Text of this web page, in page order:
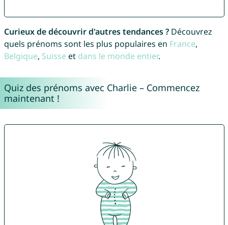
Curieux de découvrir d'autres tendances ?Découvrez
quels prénoms sont les plus populaires en France,
Belgique, Suisse et dans le monde entier.
Quiz des prénoms avec Charlie – Commencez
maintenant !